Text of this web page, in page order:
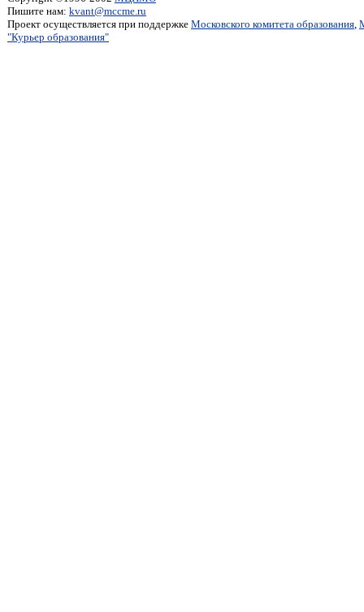
Пишите нам: kvant@mccme.ru
Проект осуществляется при поддержке Московского комитета образования,
"Курьер образования"